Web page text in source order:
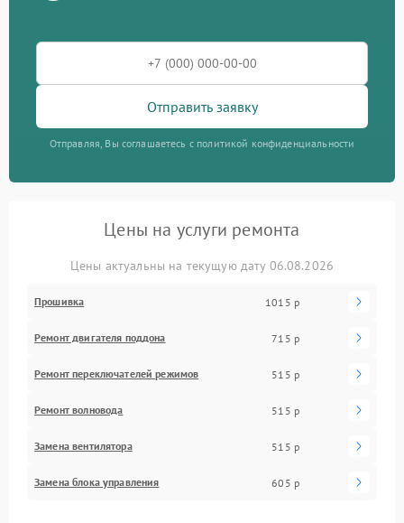
Отправить заявку
Отправляя, Вы соглашаетесь с политикой конфиденциальности
Цены на услуги ремонта
Цены актуальны на текущую дату 06.08.2026
Прошивка 1015 р
Ремонт двигателя поддона 715 р
Ремонт переключателей режимов 515 р
Ремонт волновода 515 р
Замена вентилятора 515 р
Замена блока управления 605 р